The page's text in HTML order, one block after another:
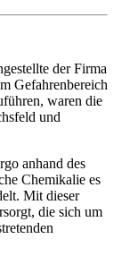
der Firma
Gefahrenbereich
waren die
und
anhand des
Chemikalie es
Mit dieser
die sich um